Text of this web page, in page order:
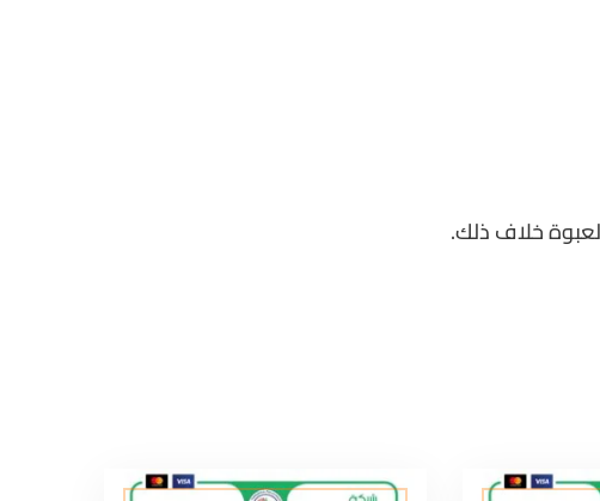
خلاف ذلك.